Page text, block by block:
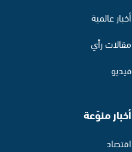
أخبار عالمية
مقالات رأي
فيديو
أخبار منوّعة
اقتصاد